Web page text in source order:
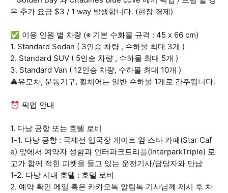
우 추가 요금 $3 / 1 way 발생합니다. (현장 결제)
✅ 이용 인원 별 차량 (※ 기본 수화물 규격 : 45 x 66 cm)
1. Standard Sedan ( 3인승 차량 , 수하물 최대 3개 )
2. Standard SUV ( 5인승 차량 , 수하물 최대 5개 )
3. Standard Van ( 12인승 차량, 수하물 최대 10개 )
⚠️유모차, 운동기구, 휠체어는 일반 수하물 1개로 간주됩니다.
⏰ 픽업 안내
1. 다낭 공항 또는 호텔 로비
1-1. 다낭 공항 : 국제선 입국장 게이트 옆 스타 카페(Star Caf
e) 앞에서 예약자 성함과 인터파크트리플(InterparkTriple) 로
고가 함께 적힌 피켓을 들고 있는 운전기사/담당자와 만남
1-2. 다낭 시내 호텔 : 호텔 로비
2. 예약 확인 메일 혹은 카카오톡 알림톡 기사님께 제시 후 차